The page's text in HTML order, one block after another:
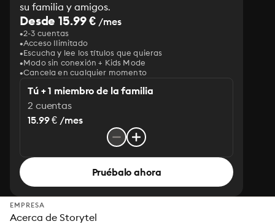
su familia y amigos.
Desde 15.99 € /mes
2-3 cuentas
Acceso Ilimitado
Escucha y lee los títulos que quieras
Modo sin conexión + Kids Mode
Cancela en cualquier momento
Tú + 1 miembro de la familia
2 cuentas
15.99 € /mes
Pruébalo ahora
EMPRESA
Acerca de Storytel